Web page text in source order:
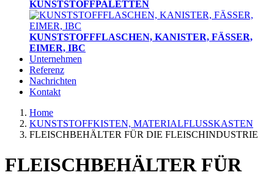
KUNSTSTOFFPALETTEN
KUNSTSTOFFFLASCHEN, KANISTER, FÄSSER,
EIMER, IBC
Unternehmen
Referenz
Nachrichten
Kontakt
Home
KUNSTSTOFFKISTEN, MATERIALFLUSSKASTEN
FLEISCHBEHÄLTER FÜR DIE FLEISCHINDUSTRIE
FLEISCHBEHÄLTER FÜR